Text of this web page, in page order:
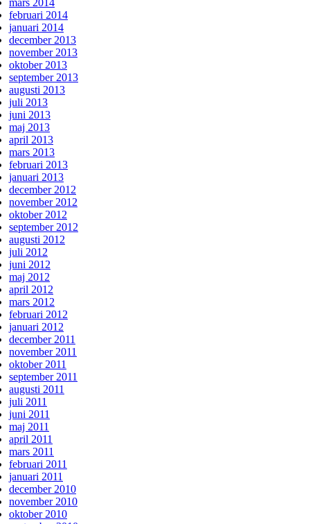
mars 2014
februari 2014
januari 2014
december 2013
november 2013
oktober 2013
september 2013
augusti 2013
juli 2013
juni 2013
maj 2013
april 2013
mars 2013
februari 2013
januari 2013
december 2012
november 2012
oktober 2012
september 2012
augusti 2012
juli 2012
juni 2012
maj 2012
april 2012
mars 2012
februari 2012
januari 2012
december 2011
november 2011
oktober 2011
september 2011
augusti 2011
juli 2011
juni 2011
maj 2011
april 2011
mars 2011
februari 2011
januari 2011
december 2010
november 2010
oktober 2010